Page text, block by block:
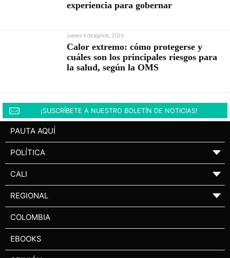
experiencia para gobernar
jueves 6 de agosto, 2026
Calor extremo: cómo protegerse y
cuáles son los principales riesgos para
la salud, según la OMS
¡SUSCRÍBETE A NUESTRO BOLETÍN DE NOTICIAS!
PAUTA AQUÍ
POLÍTICA ▼
CALI ▼
REGIONAL ▼
COLOMBIA
EBOOKS